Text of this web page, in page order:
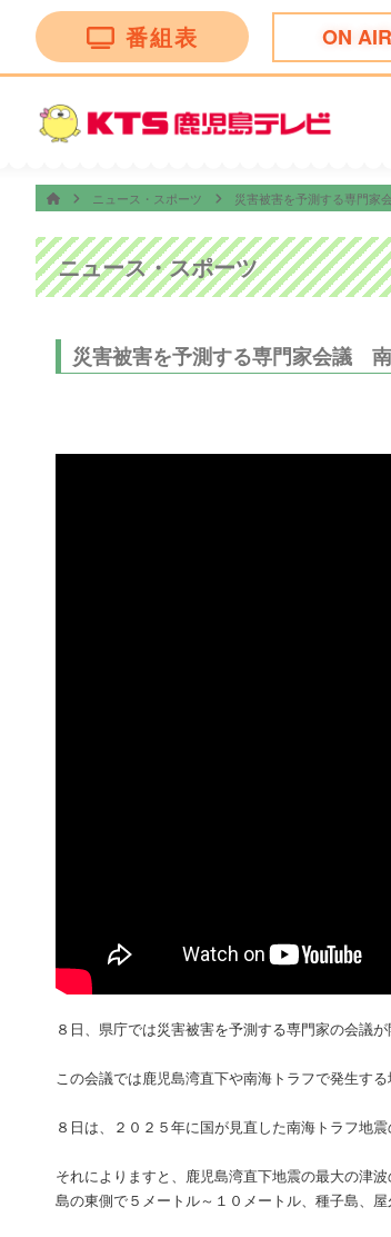
番組表 ON AIR
夜は…焼肉きんぐ＆丸亀製麺！夏の激変グルメ
ニュース・スポーツ 災害被害を予測する専門家
ニュース・スポーツ
災害被害を予測する専門家会議
８日、県庁では災害被害を予測する専門家の会議
この会議では鹿児島湾直下や南海トラフで発生す
８日は、２０２５年に国が見直した南海トラフ地
それによりますと、鹿児島湾直下地震の最大の津
島の東側で５メートル～１０メートル、種子島、